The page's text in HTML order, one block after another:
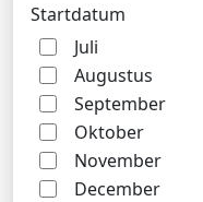
Startdatum
Juli
Augustus
September
Oktober
November
December